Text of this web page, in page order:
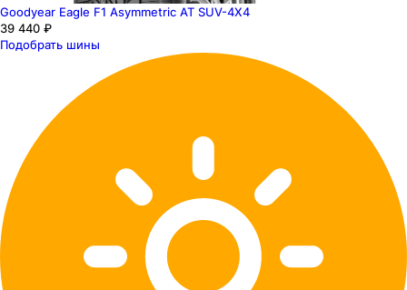
Goodyear Eagle F1 Asymmetric AT SUV-4X4
39 440 ₽
Подобрать шины